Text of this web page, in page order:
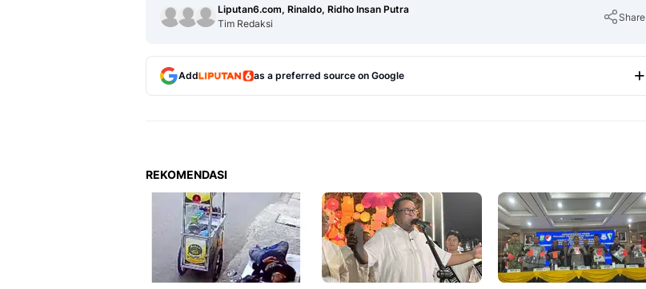
Liputan6.com, Rinaldo, Ridho Insan Putra
Tim Redaksi
Share
Add as a preferred source on Google
REKOMENDASI